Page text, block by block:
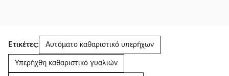
Ετικέτες: Αυτόματο καθαριστικό υπερήχων
Υπερήχθη καθαριστικό γυαλιών